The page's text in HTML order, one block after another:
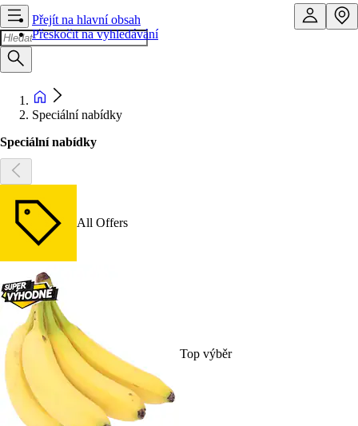
Přejít na hlavní obsah
Přeskočit na vyhledávání
Speciální nabídky
Speciální nabídky
All Offers
Top výběr